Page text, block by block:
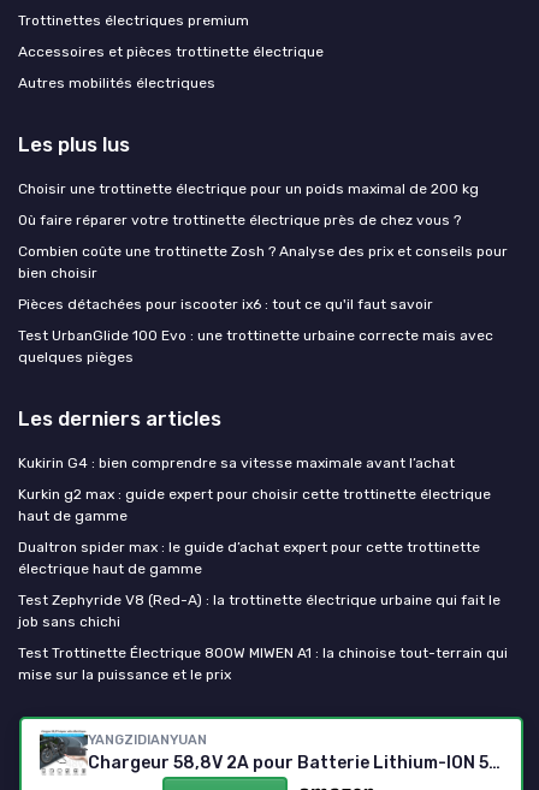
YANGZIDIANYUAN
Chargeur 58,8V 2A pour Batterie Lithium-ION 52V – Chargeur Vélo Électrique & Trottinette avec Écran LED
Trottinettes électriques premium
Accessoires et pièces trottinette électrique
Autres mobilités électriques
Les plus lus
Choisir une trottinette électrique pour un poids maximal de 200 kg
Où faire réparer votre trottinette électrique près de chez vous ?
Combien coûte une trottinette Zosh ? Analyse des prix et conseils pour
bien choisir
Pièces détachées pour iscooter ix6 : tout ce qu'il faut savoir
Test UrbanGlide 100 Evo : une trottinette urbaine correcte mais avec
quelques pièges
Les derniers articles
Kukirin G4 : bien comprendre sa vitesse maximale avant l’achat
Kurkin g2 max : guide expert pour choisir cette trottinette électrique
haut de gamme
Dualtron spider max : le guide d’achat expert pour cette trottinette
électrique haut de gamme
Test Zephyride V8 (Red-A) : la trottinette électrique urbaine qui fait le
job sans chichi
Test Trottinette Électrique 800W MIWEN A1 : la chinoise tout-terrain qui
mise sur la puissance et le prix
Ma trottinette electrique